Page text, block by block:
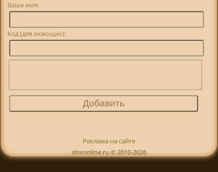
Ваше имя:
Код (для знающих):
Реклама на сайте
slovonline.ru © 2010-2026